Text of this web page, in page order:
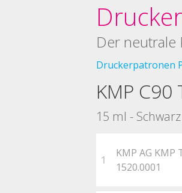
Der neutrale
Druckerpatronen
KMP
15 ml -
1
KMP AG
1520.0001